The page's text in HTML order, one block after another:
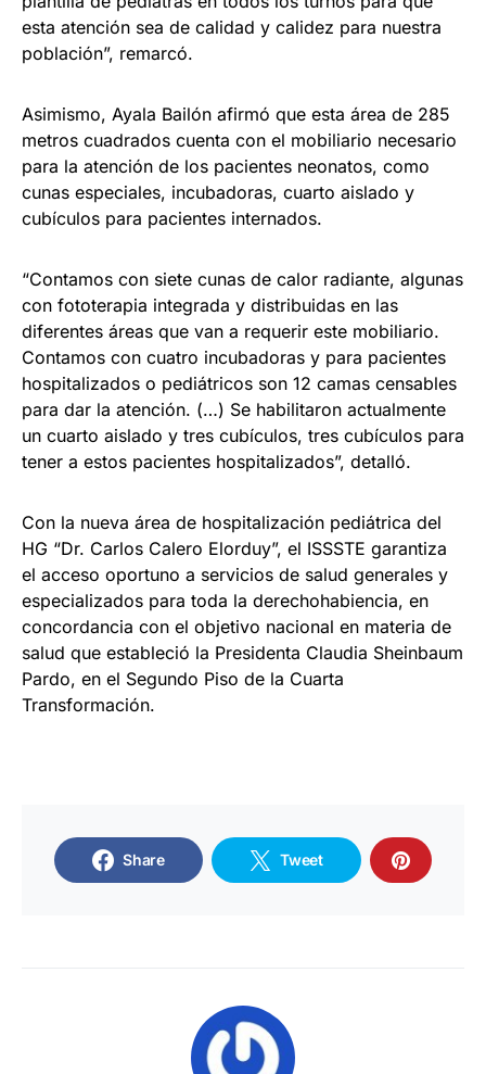
esta atención sea de calidad y calidez para nuestra
población”, remarcó.
Asimismo, Ayala Bailón afirmó que esta área de 285
metros cuadrados cuenta con el mobiliario necesario
para la atención de los pacientes neonatos, como
cunas especiales, incubadoras, cuarto aislado y
cubículos para pacientes internados.
“Contamos con siete cunas de calor radiante, algunas
con fototerapia integrada y distribuidas en las
diferentes áreas que van a requerir este mobiliario.
Contamos con cuatro incubadoras y para pacientes
hospitalizados o pediátricos son 12 camas censables
para dar la atención. (…) Se habilitaron actualmente
un cuarto aislado y tres cubículos, tres cubículos para
tener a estos pacientes hospitalizados”, detalló.
Con la nueva área de hospitalización pediátrica del
HG “Dr. Carlos Calero Elorduy”, el ISSSTE garantiza
el acceso oportuno a servicios de salud generales y
especializados para toda la derechohabiencia, en
concordancia con el objetivo nacional en materia de
salud que estableció la Presidenta Claudia Sheinbaum
Pardo, en el Segundo Piso de la Cuarta
Transformación.
Share Tweet